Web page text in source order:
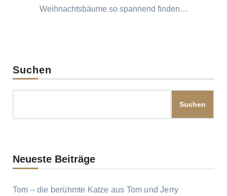
Weihnachtsbäume so spannend finden…
Suchen
Suchen
Neueste Beiträge
Tom – die berühmte Katze aus Tom und Jerry